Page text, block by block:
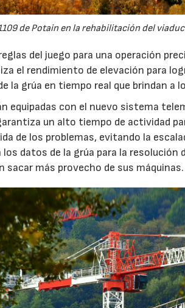
de Potain en la rehabilitación del
del juego para una operación
el rendimiento de elevación para
la grúa en tiempo real que brindan a
equipadas con el nuevo sistema
un alto tiempo de actividad
de los problemas, evitando la
datos de la grúa para la resolución
más provecho de sus máquinas.